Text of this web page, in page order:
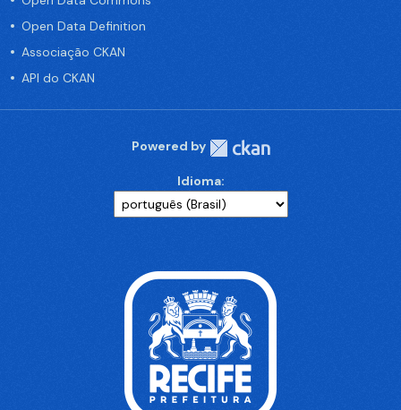
Open Data Definition
Associação CKAN
API do CKAN
Powered by
Idioma